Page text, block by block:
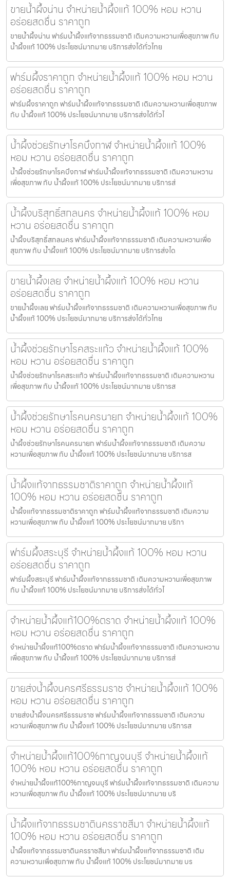
ขายน้ำผึ้งน่าน จำหน่ายน้ำผึ้งแท้ 100% หอม หวาน
อร่อยสดชื่น ราคาถูก
ขายน้ำผึ้งน่าน ฟาร์มน้ำผึ้งแท้จากธรรมชาติ เติมความหวานเพื่อสุขภาพ กับ
น้ำผึ้งแท้ 100% ประโยชน์มากมาย บริการส่งได้ทั่วไทย
ฟาร์มผึ้งราคาถูก จำหน่ายน้ำผึ้งแท้ 100% หอม หวาน
อร่อยสดชื่น ราคาถูก
ฟาร์มผึ้งราคาถูก ฟาร์มน้ำผึ้งแท้จากธรรมชาติ เติมความหวานเพื่อสุขภาพ
กับ น้ำผึ้งแท้ 100% ประโยชน์มากมาย บริการส่งได้ทั่วไ
น้ำผึ้งช่วยรักษาโรคบึงกาฬ จำหน่ายน้ำผึ้งแท้ 100%
หอม หวาน อร่อยสดชื่น ราคาถูก
น้ำผึ้งช่วยรักษาโรคบึงกาฬ ฟาร์มน้ำผึ้งแท้จากธรรมชาติ เติมความหวาน
เพื่อสุขภาพ กับ น้ำผึ้งแท้ 100% ประโยชน์มากมาย บริการส่
น้ำผึ้งบริสุทธิ์สกลนคร จำหน่ายน้ำผึ้งแท้ 100% หอม
หวาน อร่อยสดชื่น ราคาถูก
น้ำผึ้งบริสุทธิ์สกลนคร ฟาร์มน้ำผึ้งแท้จากธรรมชาติ เติมความหวานเพื่อ
สุขภาพ กับ น้ำผึ้งแท้ 100% ประโยชน์มากมาย บริการส่งได
ขายน้ำผึ้งเลย จำหน่ายน้ำผึ้งแท้ 100% หอม หวาน
อร่อยสดชื่น ราคาถูก
ขายน้ำผึ้งเลย ฟาร์มน้ำผึ้งแท้จากธรรมชาติ เติมความหวานเพื่อสุขภาพ กับ
น้ำผึ้งแท้ 100% ประโยชน์มากมาย บริการส่งได้ทั่วไทย
น้ำผึ้งช่วยรักษาโรคสระแก้ว จำหน่ายน้ำผึ้งแท้ 100%
หอม หวาน อร่อยสดชื่น ราคาถูก
น้ำผึ้งช่วยรักษาโรคสระแก้ว ฟาร์มน้ำผึ้งแท้จากธรรมชาติ เติมความหวาน
เพื่อสุขภาพ กับ น้ำผึ้งแท้ 100% ประโยชน์มากมาย บริการส
น้ำผึ้งช่วยรักษาโรคนครนายก จำหน่ายน้ำผึ้งแท้ 100%
หอม หวาน อร่อยสดชื่น ราคาถูก
น้ำผึ้งช่วยรักษาโรคนครนายก ฟาร์มน้ำผึ้งแท้จากธรรมชาติ เติมความ
หวานเพื่อสุขภาพ กับ น้ำผึ้งแท้ 100% ประโยชน์มากมาย บริการส
น้ำผึ้งแท้จากธรรมชาติราคาถูก จำหน่ายน้ำผึ้งแท้
100% หอม หวาน อร่อยสดชื่น ราคาถูก
น้ำผึ้งแท้จากธรรมชาติราคาถูก ฟาร์มน้ำผึ้งแท้จากธรรมชาติ เติมความ
หวานเพื่อสุขภาพ กับ น้ำผึ้งแท้ 100% ประโยชน์มากมาย บริกา
ฟาร์มผึ้งสระบุรี จำหน่ายน้ำผึ้งแท้ 100% หอม หวาน
อร่อยสดชื่น ราคาถูก
ฟาร์มผึ้งสระบุรี ฟาร์มน้ำผึ้งแท้จากธรรมชาติ เติมความหวานเพื่อสุขภาพ
กับ น้ำผึ้งแท้ 100% ประโยชน์มากมาย บริการส่งได้ทั่วไ
จำหน่ายน้ำผึ้งแท้100%ตราด จำหน่ายน้ำผึ้งแท้ 100%
หอม หวาน อร่อยสดชื่น ราคาถูก
จำหน่ายน้ำผึ้งแท้100%ตราด ฟาร์มน้ำผึ้งแท้จากธรรมชาติ เติมความหวาน
เพื่อสุขภาพ กับ น้ำผึ้งแท้ 100% ประโยชน์มากมาย บริการส่
ขายส่งน้ำผึ้งนครศรีธรรมราช จำหน่ายน้ำผึ้งแท้ 100%
หอม หวาน อร่อยสดชื่น ราคาถูก
ขายส่งน้ำผึ้งนครศรีธรรมราช ฟาร์มน้ำผึ้งแท้จากธรรมชาติ เติมความ
หวานเพื่อสุขภาพ กับ น้ำผึ้งแท้ 100% ประโยชน์มากมาย บริการส
จำหน่ายน้ำผึ้งแท้100%กาญจนบุรี จำหน่ายน้ำผึ้งแท้
100% หอม หวาน อร่อยสดชื่น ราคาถูก
จำหน่ายน้ำผึ้งแท้100%กาญจนบุรี ฟาร์มน้ำผึ้งแท้จากธรรมชาติ เติมความ
หวานเพื่อสุขภาพ กับ น้ำผึ้งแท้ 100% ประโยชน์มากมาย บริ
น้ำผึ้งแท้จากธรรมชาตินครราชสีมา จำหน่ายน้ำผึ้งแท้
100% หอม หวาน อร่อยสดชื่น ราคาถูก
น้ำผึ้งแท้จากธรรมชาตินครราชสีมา ฟาร์มน้ำผึ้งแท้จากธรรมชาติ เติม
ความหวานเพื่อสุขภาพ กับ น้ำผึ้งแท้ 100% ประโยชน์มากมาย บร